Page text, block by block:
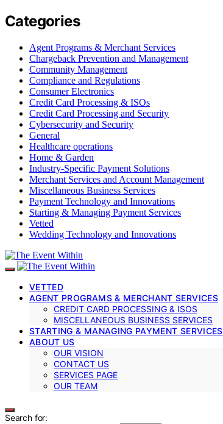
Categories
Agent Programs & Merchant Services
Chargeback Prevention and Management
Community Management
Compliance and Regulations
Consumer Electronics
Credit Card Processing & ISOs
Credit Card Processing and Security
Cybersecurity and Security
General
Healthcare operations
Home & Garden
Industry-Specific Payment Solutions
Merchant Services and Account Management
Miscellaneous Business Services
Payment Technology and Innovations
Starting & Managing Payment Services
Vetted
Wedding Technology and Innovations
VETTED
AGENT PROGRAMS & MERCHANT SERVICES
CREDIT CARD PROCESSING & ISOS
MISCELLANEOUS BUSINESS SERVICES
STARTING & MANAGING PAYMENT SERVICES
ABOUT US
OUR VISION
CONTACT US
SERVICES PAGE
OUR TEAM
Search for: